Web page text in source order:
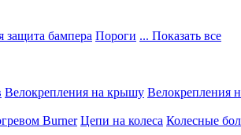
защита бампера Пороги ... Показать все
Велокрепления на крышу Велокрепления
Burner Цепи на колеса Колесные